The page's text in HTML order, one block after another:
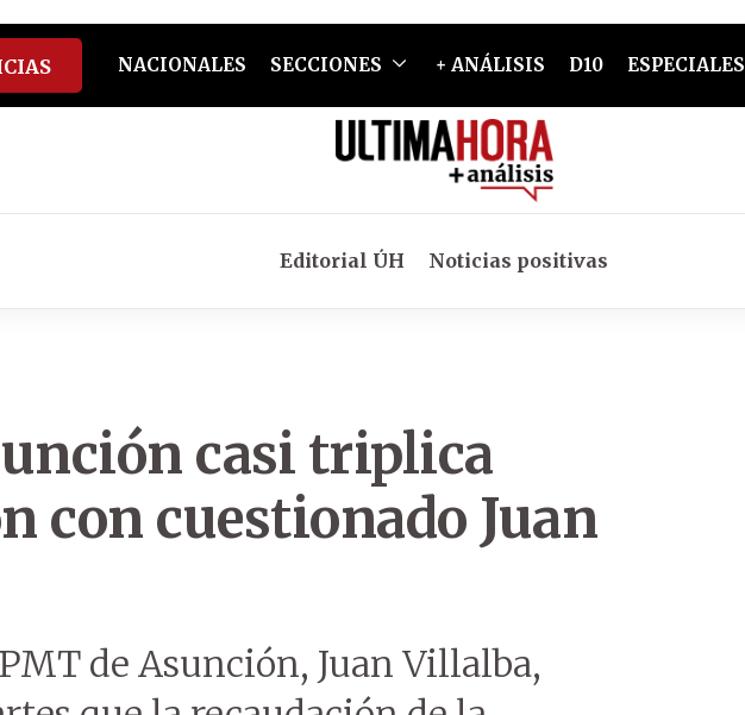
NACIONALES SECCIONES + ANÁLISIS D10 ESPECIALES
Editorial ÚH Noticias positivas
casi triplica
con cuestionado Juan
de Asunción, Juan Villalba,